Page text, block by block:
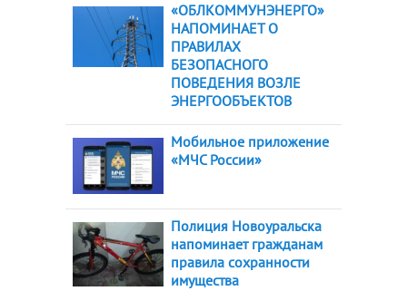
«ОБЛКОММУНЭНЕРГО»
НАПОМИНАЕТ О
ПРАВИЛАХ
БЕЗОПАСНОГО
ПОВЕДЕНИЯ ВОЗЛЕ
ЭНЕРГООБЪЕКТОВ
Мобильное приложение
«МЧС России»
Полиция Новоуральска
напоминает гражданам
правила сохранности
имущества